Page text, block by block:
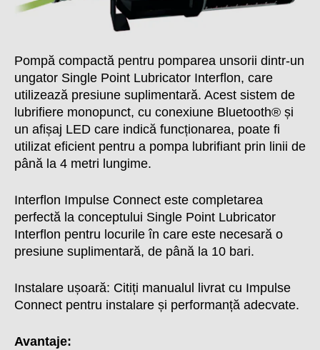
Pompă compactă pentru pomparea unsorii dintr-un
ungator Single Point Lubricator Interflon, care
utilizează presiune suplimentară. Acest sistem de
lubrifiere monopunct, cu conexiune Bluetooth® și
un afișaj LED care indică funcționarea, poate fi
utilizat eficient pentru a pompa lubrifiant prin linii de
până la 4 metri lungime.
Interflon Impulse Connect este completarea
perfectă la conceptului Single Point Lubricator
Interflon pentru locurile în care este necesară o
presiune suplimentară, de până la 10 bari.
Instalare ușoară: Citiți manualul livrat cu Impulse
Connect pentru instalare și performanță adecvate.
Avantaje: